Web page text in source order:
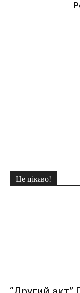
Це цікаво!